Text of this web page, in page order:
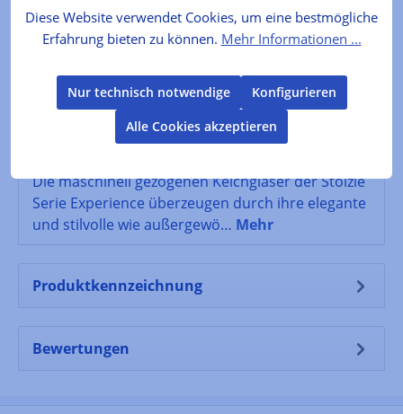
Artikel-Nr. :
DC6979
Hersteller:
Stölzle
4012632169181
Das Produkt
Die maschinell gezogenen Kelchgläser der Stölzle
Serie Experience überzeugen durch ihre elegante
und stilvolle wie außergewö… Mehr
Produktkennzeichnung
Bewertungen
Diese Website verwendet Cookies, um eine bestmögliche
Erfahrung bieten zu können. Mehr Informationen ...
Nur technisch notwendige
Konfigurieren
Alle Cookies akzeptieren